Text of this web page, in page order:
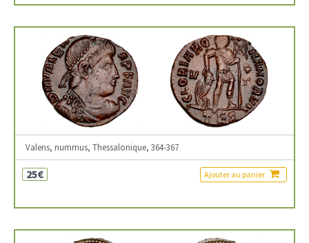
Valens, nummus, Thessalonique, 364-367
25€ Ajouter au panier